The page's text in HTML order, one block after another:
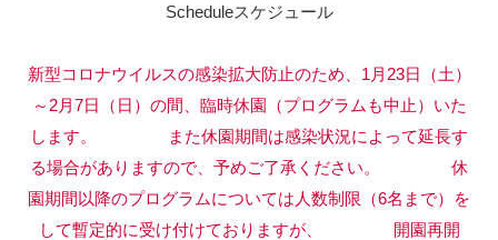
Scheduleスケジュール
新型コロナウイルスの感染拡大防止のため、1月23日（土）
～2月7日（日）の間、臨時休園（プログラムも中止）いた
します。
また休園期間は感染状況によって延長す
る場合がありますので、予めご了承ください。
休
園期間以降のプログラムについては人数制限（6名まで）を
して暫定的に受け付けておりますが、
開園再開